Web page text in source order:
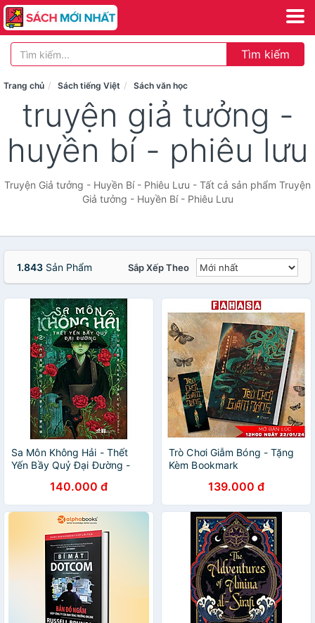
Tìm kiếm
Trang chủ Sách tiếng Việt Sách văn học
truyện giả tưởng -
huyền bí - phiêu lưu
Truyện Giả tưởng - Huyền Bí - Phiêu Lưu - Tất cả sản phẩm Truyện
Giả tưởng - Huyền Bí - Phiêu Lưu
1.843 Sản Phẩm Sắp Xếp Theo
Sa Môn Không Hải - Thết
Yến Bầy Quỷ Đại Đường -
140.000 đ
Trò Chơi Giẫm Bóng - Tặng
Kèm Bookmark
139.000 đ